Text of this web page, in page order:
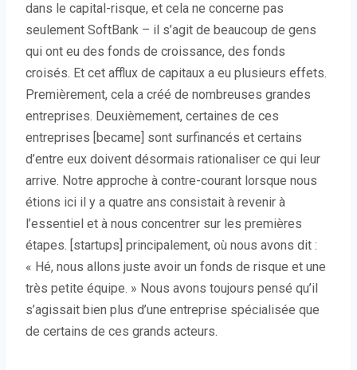
dans le capital-risque, et cela ne concerne pas
seulement SoftBank – il s’agit de beaucoup de gens
qui ont eu des fonds de croissance, des fonds
croisés. Et cet afflux de capitaux a eu plusieurs effets.
Premièrement, cela a créé de nombreuses grandes
entreprises. Deuxièmement, certaines de ces
entreprises [became] sont surfinancés et certains
d’entre eux doivent désormais rationaliser ce qui leur
arrive. Notre approche à contre-courant lorsque nous
étions ici il y a quatre ans consistait à revenir à
l’essentiel et à nous concentrer sur les premières
étapes. [startups] principalement, où nous avons dit :
« Hé, nous allons juste avoir un fonds de risque et une
très petite équipe. » Nous avons toujours pensé qu’il
s’agissait bien plus d’une entreprise spécialisée que
de certains de ces grands acteurs.